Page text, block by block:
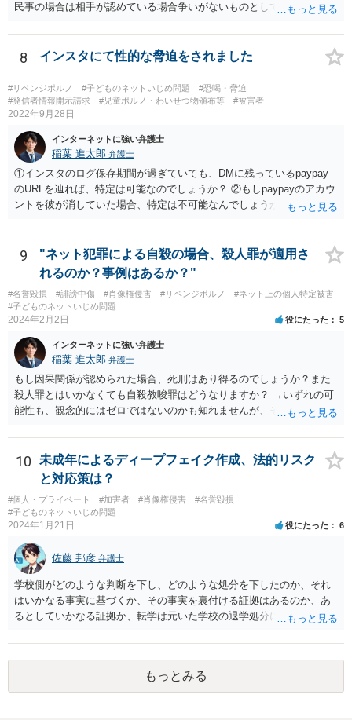
民事の場合は相手が認めている場合争いがないものとして請求が認め
す。
8 インスタにて性的な脅迫をされました
#リベンジポルノ #子どものネットいじめ問題
#恐喝・脅迫
#発信者情報開示請求
#児童ポルノ・わいせつ物頒布等 #被害者
2022年9月28日
インターネットに強い弁護士
稲葉 進太郎 弁護士
①インスタのログ保存期間が過ぎていても、DMに残っているpaypay
のURLを辿れば、特定は可能なのでしょうか？ ②もしpaypayのアカウ
ントを彼が消していた場合、特定は不可能なんでしょうか？ →少なく
して被害申述し、捜査してもらうことができれば、特定してもらえる
可能性はあるでしょう。もっとも、相談者様がDMのやり取りについて
保存していなければ、捜査の取っ掛かりがなく、捜査してもらえない
可能性があるでしょう。
9
"ネット犯罪による自殺の場合、殺人罪が適用さ
れるのか？事例はあるか？"
#名誉毀損 #誹謗中傷 #肖像権侵害 #リベンジポルノ
#ネット上の個人特定被害
#子どものネットいじめ問題
2024年2月2日 役にたった 5
インターネットに強い弁護士
稲葉 進太郎 弁護士
もし因果関係が認められた場合、死刑はあり得るのでしょうか？また
殺人罪とはいかなくても自殺教唆罪はどうなりますか？ →いずれの可
能性も、観念的にはゼロではないのかも知れませんが、そもそもネッ
為性の問題、そしてそれを認識していたかという故意の問題もあり、
現実的に殺人とされる可能性はほぼ考えられないように思います。自
殺教唆もあり得なくはないですが、直接的かつ執拗な態様でないと、
やはり実行行為性とか因果関係とかが認められづらいように思いま
す。
10
未成年によるディープフェイク作成、法的リスク
と対応策は？
#個人・プライベート #加害者 #肖像権侵害
#名誉毀損
#子どものネットいじめ問題
2024年1月21日 役にたった 6
佐藤 邦彦 弁護士
学校側がどのような判断を下し、どのような処分を下したのか、それ
はいかなる事実に基づくか、その事実を裏付ける証拠はあるのか、あ
るとしていかなる証拠か、転学は元いた学校の退学処分によるものな
た学校は公立か私立か、など詳細がわからなければ何とも言えませ
ん。 また、ここに書かれている事情だけでは詳細を把握するにも限界
がありますし、被害者側がどのような主張を警察にされているのかも
わかりませんので、何ともいえません。 事態がそこまで深刻化してい
もっとみる